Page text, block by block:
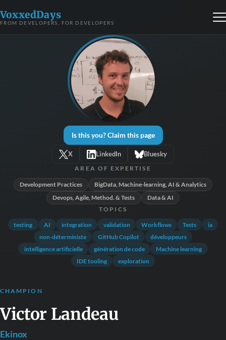
VoxxedDays
FROM DEVELOPERS, FOR DEVELOPERS
Is this you? Claim this page
X LinkedIn Bluesky
AREA OF EXPERTISE
Development Practices
BigData, Machine-learning, AI & Analytics
Devops, Agile, Method. & Tests
Data & AI
TOPICS
testing AI integration validation Workflows Tests
ia
non-déterministe
GitHub Copilot
développeurs
intelligence artificielle
génération de code
Machine learning
IDE tooling
exploration
CHAMPION
Victor Landeau
Ekinox